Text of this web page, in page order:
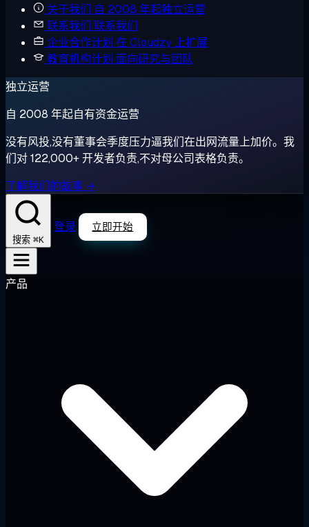
关于我们 自 2008 年起独立运营
联系我们 联系我们
企业合作计划 在 Cloudzy 上扩展
教育机构计划 面向研究与团队
独立运营
自 2008 年起自有资金运营
没有风投,没有董事会季度压力逼我们在出网流量上加价。我
们对 122,000+ 开发者负责,不对母公司表格负责。
了解我们的故事 →
搜索 ⌘K
登录 立即开始
产品